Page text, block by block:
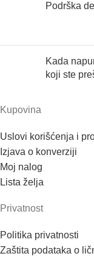
Podrška
Kada
koji ste
Kupovina
Uslovi korišćenja i
Izjava o konverziji
Moj nalog
Lista želja
Privatnost
Politika privatnosti
Zaštita podataka o